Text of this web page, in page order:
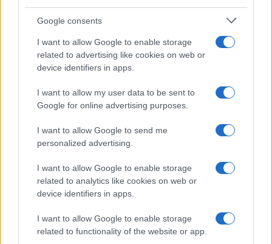
Google consents
I want to allow Google to enable storage
related to advertising like cookies on web or
device identifiers in apps.
I want to allow my user data to be sent to
Google for online advertising purposes.
I want to allow Google to send me
personalized advertising.
I want to allow Google to enable storage
related to analytics like cookies on web or
device identifiers in apps.
I want to allow Google to enable storage
related to functionality of the website or app.
Syndication
Globalist
Globalscience
Globalsport
Culture
Salute
Megachip
GiULia
Prima Pagina